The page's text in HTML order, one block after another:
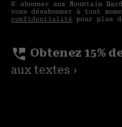
S′ abonner aux Mountain
vous désabonner à tout
confidentialité pour plus
perm_phone_msg Obtenez 15%
aux textes ›